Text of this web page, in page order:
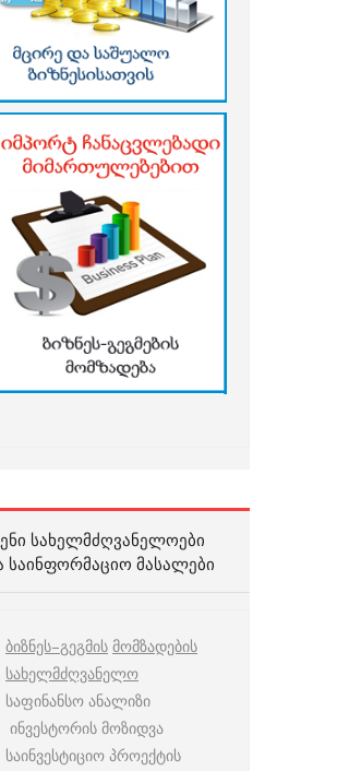
ᲡᲐᲮᲔᲚᲛᲫᲦᲕᲐᲜᲔᲚᲝᲔᲑᲘ
ᲡᲐᲘᲜᲤᲝᲠᲛᲐᲪᲘᲝ ᲛᲐᲡᲐᲚᲔᲑᲘ
ბიზნეს–გეგმის მომზადების
სახელმძღვანელო
საფინანსო ანალიზი
ინვესტორის მოზიდვა
საინვესტიციო პროექტის